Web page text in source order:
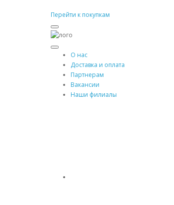
Перейти к покупкам
О нас
Доставка и оплата
Партнерам
Вакансии
Наши филиалы